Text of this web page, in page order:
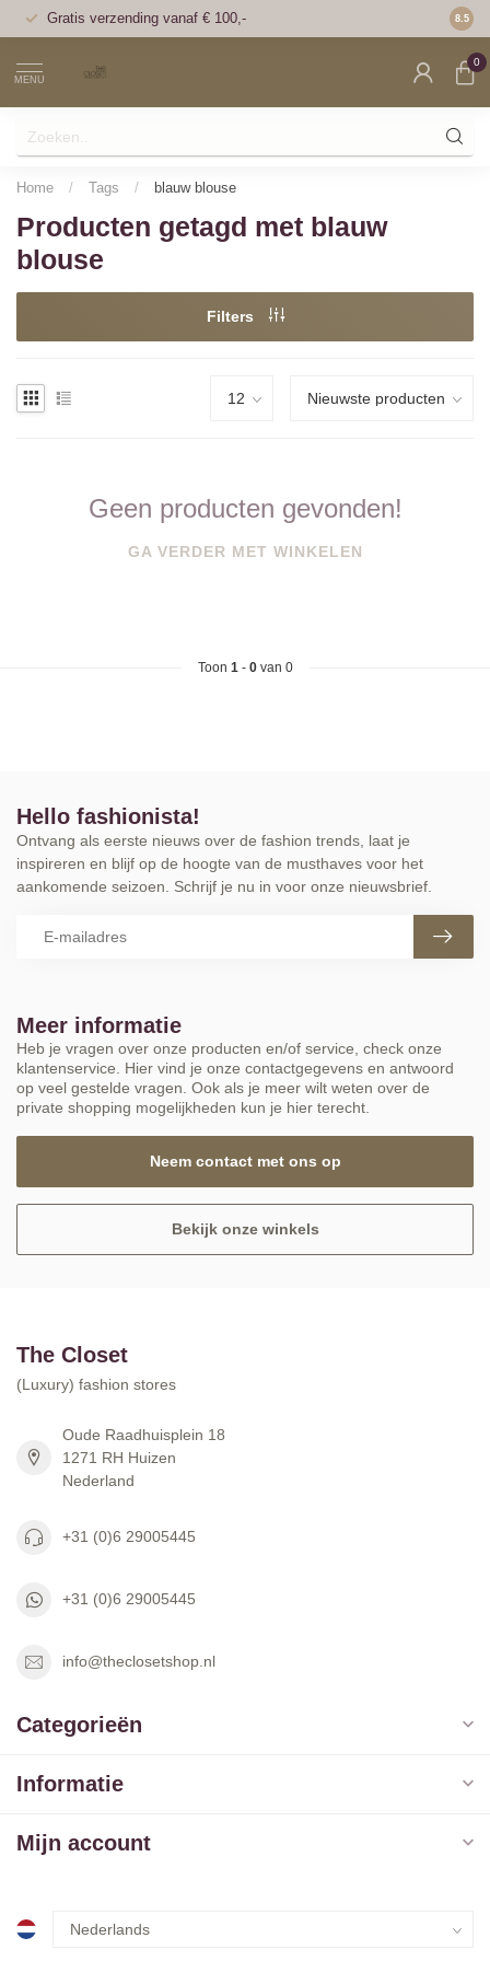
Gratis verzending vanaf € 100,- Voor
8.5
MENU
0
Home / Tags / blauw blouse
Producten getagd met blauw
blouse
Filters
Geen producten gevonden!
GA VERDER MET WINKELEN
Toon 1- 0van 0
Meer informatie
Heb je vragen over onze producten en/of service, check onze
klantenservice. Hier vind je onze contactgegevens en antwoord
op veel gestelde vragen. Ook als je meer wilt weten over de
private shopping mogelijkheden kun je hier terecht.
Neem contact met ons op
Bekijk onze winkels
Hello fashionista!
Ontvang als eerste nieuws over de fashion trends, laat je
inspireren en blijf op de hoogte van de musthaves voor het
aankomende seizoen. Schrijf je nu in voor onze nieuwsbrief.
The Closet
(Luxury) fashion stores
Oude Raadhuisplein 18
1271 RH Huizen
Nederland
+31 (0)6 29005445
+31 (0)6 29005445
info@theclosetshop.nl
Categorieën
Informatie
Mijn account